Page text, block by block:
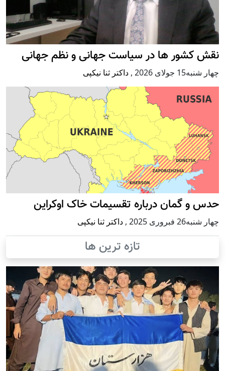
نقش کشور ها در سیاست جهانی و نظم جهانی
چهار شنبه15 جولای 2026 , داکتر ثنا نیکپی
حدس و گمان درباره تقسیمات خاک اوکراین
چهار شنبه26 فبروری 2025 , داکتر ثنا نیکپی
تازه ترین ها